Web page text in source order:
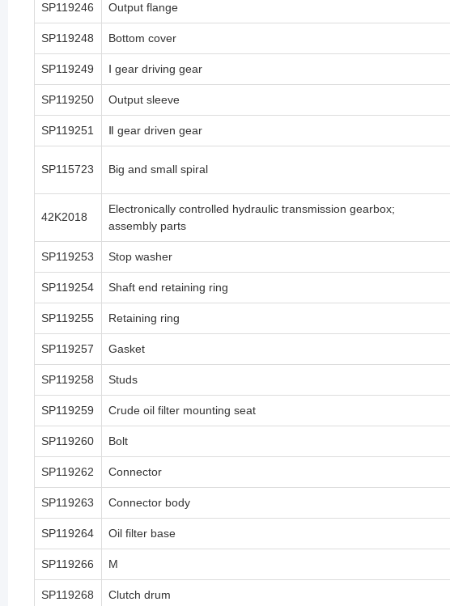
SP119246 Output flange
SP119248 Bottom cover
SP119249 Ⅰ gear driving gear
SP119250 Output sleeve
SP119251 Ⅱ gear driven gear
SP115723 Big and small spiral
42K2018
Electronically controlled hydraulic transmission gearbox;
assembly parts
SP119253 Stop washer
SP119254 Shaft end retaining ring
SP119255 Retaining ring
SP119257 Gasket
SP119258 Studs
SP119259 Crude oil filter mounting seat
SP119260 Bolt
SP119262 Connector
SP119263 Connector body
SP119264 Oil filter base
SP119266 M
SP119268 Clutch drum